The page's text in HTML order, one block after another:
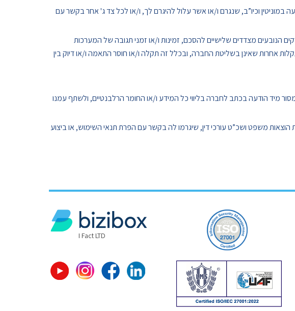
וכיו”ב, שנגרם ו/או אשר עלול להיגרם לך, ו/או לכל צד ג' אחר בקשר עם
הנובעים מצדדים שלישיים להסכם, זמינות ו/או זמני תגובה של המערכות
אחרות שאינן בשליטת החברה, ובכלל זה תקלה ו/או חוסר התאמה ו/או דיוק בין
מיד הודעה בכתב לחברה בליווי כל המידע ו/או החומר הרלבנטיים, ולשתף עמנו
משפט ושכ”ט עורכי דין, שיגרמו לה בקשר עם הפרת תנאי השימוש, או ביצוע
I Fact LTD